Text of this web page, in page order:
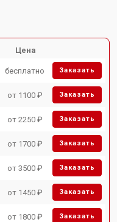
Цена
бесплатно Заказать
от 1100 ₽ Заказать
от 2250 ₽ Заказать
от 1700 ₽ Заказать
от 3500 ₽ Заказать
от 1450 ₽ Заказать
от 1800 ₽ Заказать